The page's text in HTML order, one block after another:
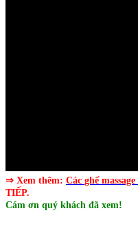
⇒ Xem thêm: Các ghế
TIẾP.
Cám ơn quý khách đã xem!